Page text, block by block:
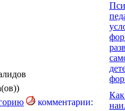
комментарии: